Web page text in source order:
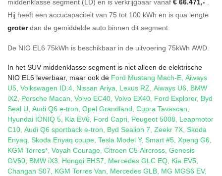
€ 66.471,-
Hij heeft een accucapaciteit van 75 tot 100 kWh en is qua lengte
groterdan de gemiddelde auto binnen dit segment.
De NIO EL6 75kWh is beschikbaar in de uitvoering 75kWh AWD.
In het SUV middenklasse segment is niet alleen de elektrische
NIO EL6 leverbaar, maar ook de Ford Mustang Mach-E, Aiways
U5, Volkswagen ID.4, Nissan Ariya, Lexus RZ, Aiways U6, BMW
iX2, Porsche Macan, Volvo EC40, Volvo EX40, Ford Explorer, Byd
Seal U, Audi Q6 e-tron, Opel Grandland, Cupra Tavascan,
Hyundai IONIQ 5, Kia EV6, Ford Capri, Peugeot 5008, Leapmotor
C10, Audi Q6 sportback e-tron, Byd Sealion 7, Zeekr 7X, Skoda
Enyaq, Skoda Enyaq coupe, Tesla Model Y, Smart #5, Xpeng G6,
KGM Torres*, Voyah Courage, Citroen C5 Aircross, Genesis
GV60, BMW iX3, Hongqi EHS7, Mercedes GLC EQ, Kia EV5,
Changan S07, KGM Torres Van, Mercedes GLB, MG MGS6 EV,